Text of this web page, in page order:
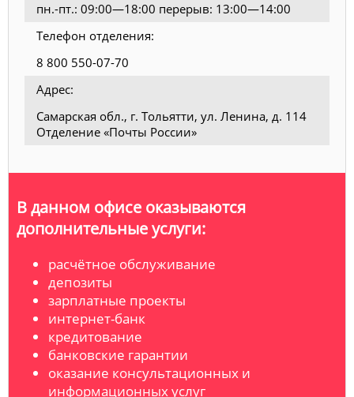
пн.-пт.: 09:00—18:00 перерыв: 13:00—14:00
Телефон отделения:
8 800 550-07-70
Адрес:
Самарская обл., г. Тольятти, ул. Ленина, д. 114
Отделение «Почты России»
В данном офисе оказываются
дополнительные услуги:
расчётное обслуживание
депозиты
зарплатные проекты
интернет-банк
кредитование
банковские гарантии
оказание консультационных и
информационных услуг